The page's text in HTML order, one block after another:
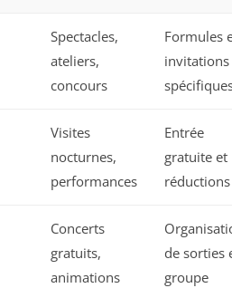
Spectacles,
ateliers,
concours
Formules
invitations
Visites
nocturnes,
performances
Entrée
gratuite et
réductions
Concerts
gratuits,
animations
de sorties
groupe